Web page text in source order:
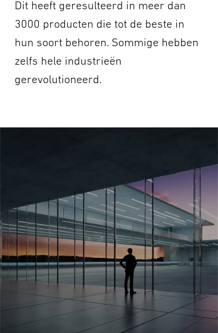
Dit heeft geresulteerd in meer dan
3000 producten die tot de beste in
hun soort behoren. Sommige hebben
zelfs hele industrieën
gerevolutioneerd.